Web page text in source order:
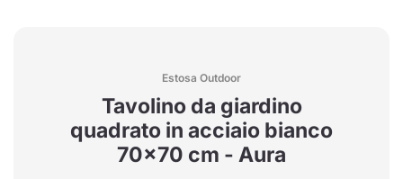
Estosa Outdoor
Tavolino da giardino
quadrato in acciaio bianco
70x70 cm - Aura